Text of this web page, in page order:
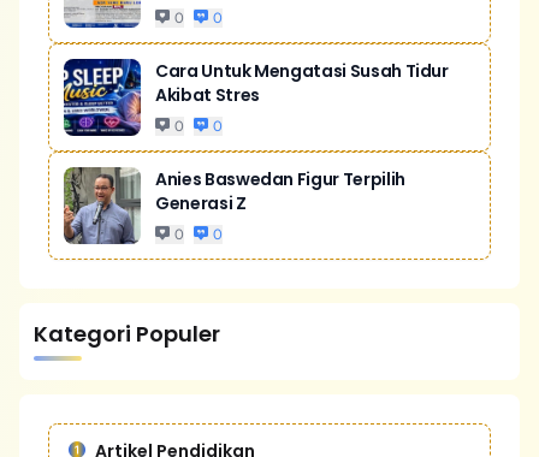
0 0
Cara Untuk Mengatasi Susah Tidur
Akibat Stres
0 0
Anies Baswedan Figur Terpilih
Generasi Z
0 0
Kategori Populer
Artikel Pendidikan